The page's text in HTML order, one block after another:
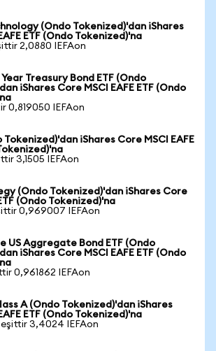
(Ondo Tokenized)'dan iShares
ETF (Ondo Tokenized)'na
2,0880 IEFAon
Treasury Bond ETF (Ondo
iShares Core MSCI EAFE ETF (Ondo
0,819050 IEFAon
Tokenized)'dan iShares Core MSCI EAFE
3,1505 IEFAon
(Ondo Tokenized)'dan iShares Core
(Ondo Tokenized)'na
0,969007 IEFAon
US Aggregate Bond ETF (Ondo
iShares Core MSCI EAFE ETF (Ondo
0,961862 IEFAon
A (Ondo Tokenized)'dan iShares
ETF (Ondo Tokenized)'na
eşittir 3,4024 IEFAon